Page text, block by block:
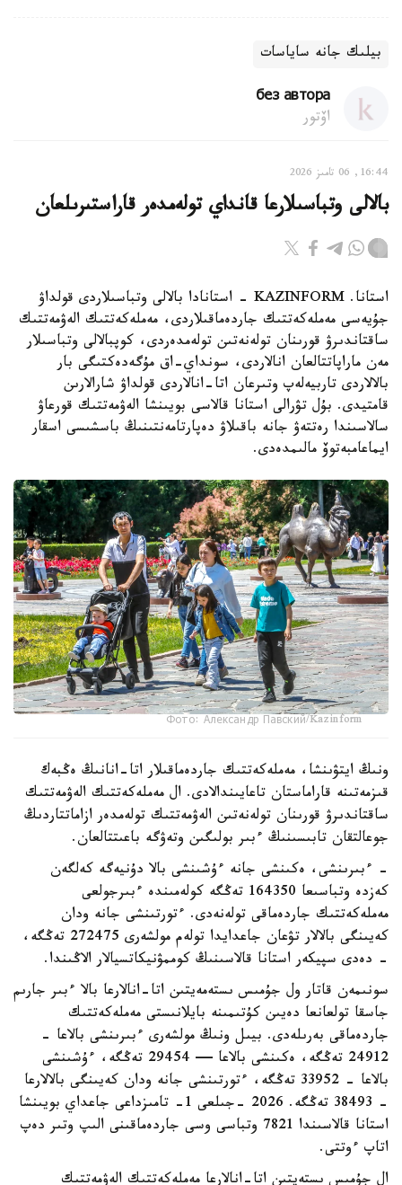
بيلىك جانە ساياسات
без автора
اۆتور
16:44, 06 تامىز 2026
بالالى وتباسىلارعا قانداي تولەمدەر قاراستىرىلعان
استانا. KAZINFORM - استانادا بالالى وتباسىلاردى قولداۋ
جۇيەسى مەملەكەتتىك جاردەماقىلاردى، مەملەكەتتىك الەۋمەتتىك
ساقتاندىرۋ قورىنان تولەنەتىن تولەمدەردى، كوپبالالى وتباسىلار
مەن ماراپاتتالعان انالاردى، سونداي-اق مۇگەدەكتىگى بار
بالالاردى تاربيەلەپ وتىرعان اتا-انالاردى قولداۋ شارالارىن
قامتيدى. بۇل تۋرالى استانا قالاسى بويىنشا الەۋمەتتىك قورعاۋ
سالاسىندا رەتتەۋ جانە باقىلاۋ دەپارتامەنتىنىڭ باسشىسى اسقار
ايماعامبەتوۆ مالىمدەدى.
Фото: Александр Павский/Kazinform
ونىڭ ايتۋىنشا، مەملەكەتتىك جاردەماقىلار اتا-انانىڭ ەڭبەك
قىزمەتىنە قاراماستان تاعايىندالادى. ال مەملەكەتتىك الەۋمەتتىك
ساقتاندىرۋ قورىنان تولەنەتىن الەۋمەتتىك تولەمدەر ازاماتتاردىڭ
جوعالتقان تابىسىنىڭ ءبىر بولىگىن وتەۋگە باعىتتالعان.
- ءبىرىنشى، ەكىنشى جانە ءۇشىنشى بالا دۇنيەگە كەلگەن
كەزدە وتباسىعا 164350 تەڭگە كولەمىندە ءبىرجولعى
مەملەكەتتىك جاردەماقى تولەنەدى. ءتورتىنشى جانە ودان
كەيىنگى بالالار تۋعان جاعدايدا تولەم مولشەرى 272475 تەڭگە،
- دەدى سپيكەر استانا قالاسىنىڭ كوممۋنيكاتسيالار الاڭىندا.
سونىمەن قاتار ول جۇمىس ىستەمەيتىن اتا-انالارعا بالا ءبىر جارىم
جاسقا تولعانعا دەيىن كۇتىمىنە بايلانىستى مەملەكەتتىك
جاردەماقى بەرىلەدى. بيىل ونىڭ مولشەرى ءبىرىنشى بالاعا -
24912 تەڭگە، ەكىنشى بالاعا — 29454 تەڭگە، ءۇشىنشى
بالاعا - 33952 تەڭگە، ءتورتىنشى جانە ودان كەيىنگى بالالارعا
- 38493 تەڭگە. 2026 -جىلعى 1- تامىزداعى جاعداي بويىنشا
استانا قالاسىندا 7821 وتباسى وسى جاردەماقىنى الىپ وتىر دەپ
اتاپ ءوتتى.